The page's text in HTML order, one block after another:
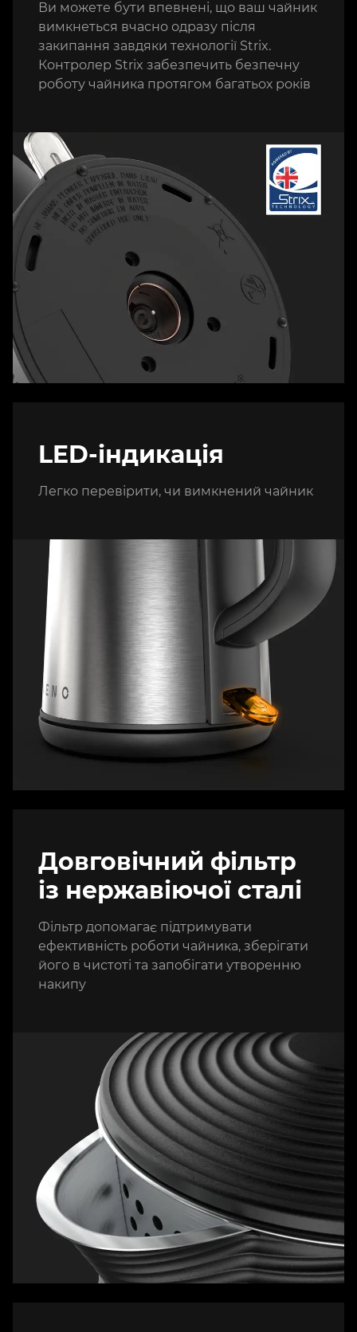
Ви можете бути впевнені, що ваш чайник
вимкнеться вчасно одразу після
закипання завдяки технології Strix.
Контролер Strix забезпечить безпечну
роботу чайника протягом багатьох років
LED-індикація
Легко перевірити, чи вимкнений чайник
Довговічний фільтр
із нержавіючої сталі
Фільтр допомагає підтримувати
ефективність роботи чайника, зберігати
його в чистоті та запобігати утворенню
накипу